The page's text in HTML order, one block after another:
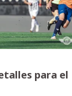
para el